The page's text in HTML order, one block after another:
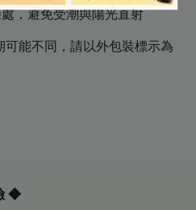
，避免受潮與陽光直射
可能不同，請以外包裝標示為
◆